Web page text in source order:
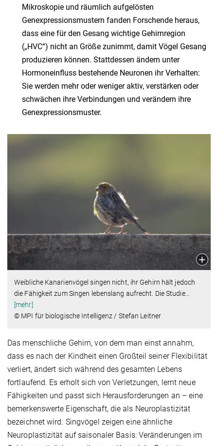
Mikroskopie und räumlich aufgelösten
Genexpressionsmustern fanden Forschende heraus,
dass eine für den Gesang wichtige Gehirnregion
(„HVC“) nicht an Größe zunimmt, damit Vögel Gesang
produzieren können. Stattdessen ändern unter
Hormoneinfluss bestehende Neuronen ihr Verhalten:
Sie werden mehr oder weniger aktiv, verstärken oder
schwächen ihre Verbindungen und verändern ihre
Genexpressionsmuster.
Weibliche Kanarienvögel singen nicht, ihr Gehirn hält jedoch
die Fähigkeit zum Singen lebenslang aufrecht. Die Studie…
[mehr]
© MPI für biologische Intelligenz / Stefan Leitner
Das menschliche Gehirn, von dem man einst annahm,
dass es nach der Kindheit einen Großteil seiner Flexibilität
verliert, ändert sich während des gesamten Lebens
fortlaufend. Es erholt sich von Verletzungen, lernt neue
Fähigkeiten und passt sich Herausforderungen an – eine
bemerkenswerte Eigenschaft, die als Neuroplastizität
bezeichnet wird. Singvögel zeigen eine ähnliche
Neuroplastizität auf saisonaler Basis: Veränderungen im